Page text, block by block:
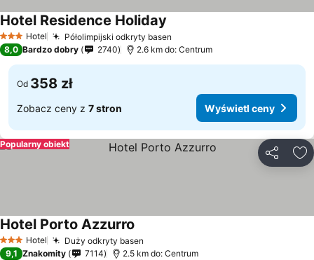
3 Kategoria
Hotel Półolimpijski odkryty basen
Hotel Residence Holiday
8,0 Bardzo dobry 2740 2.6 km do: Centrum
Od 358 zł
Zobacz ceny z 7 stron Wyświetl ceny
Popularny obiekt
3 Kategoria
Hotel Duży odkryty basen
Hotel Porto Azzurro
9,1 Znakomity 7114 2.5 km do: Centrum